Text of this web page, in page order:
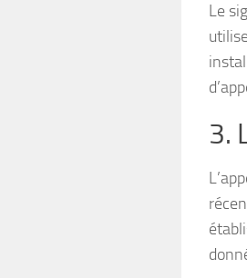
Le
3.